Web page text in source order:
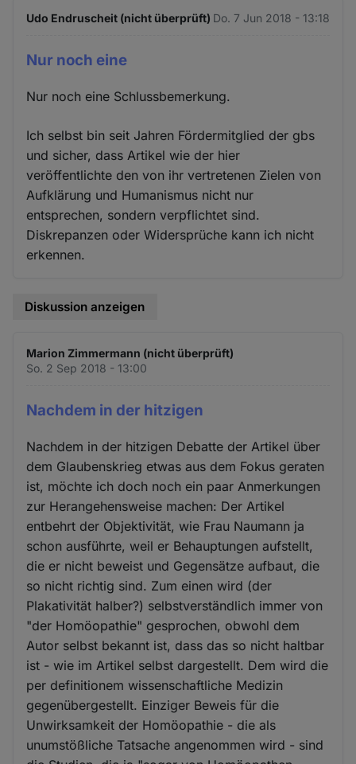
Udo Endruscheit (nicht überprüft) Do. 7 Jun 2018 - 13:18
Nur noch eine
Nur noch eine Schlussbemerkung.
Ich selbst bin seit Jahren Fördermitglied der gbs
und sicher, dass Artikel wie der hier
veröffentlichte den von ihr vertretenen Zielen von
Aufklärung und Humanismus nicht nur
entsprechen, sondern verpflichtet sind.
Diskrepanzen oder Widersprüche kann ich nicht
erkennen.
Diskussion anzeigen
Marion Zimmermann (nicht überprüft)
So. 2 Sep 2018 - 13:00
Nachdem in der hitzigen
Nachdem in der hitzigen Debatte der Artikel über
dem Glaubenskrieg etwas aus dem Fokus geraten
ist, möchte ich doch noch ein paar Anmerkungen
zur Herangehensweise machen: Der Artikel
entbehrt der Objektivität, wie Frau Naumann ja
schon ausführte, weil er Behauptungen aufstellt,
die er nicht beweist und Gegensätze aufbaut, die
so nicht richtig sind. Zum einen wird (der
Plakativität halber?) selbstverständlich immer von
"der Homöopathie" gesprochen, obwohl dem
Autor selbst bekannt ist, dass das so nicht haltbar
ist - wie im Artikel selbst dargestellt. Dem wird die
per definitionem wissenschaftliche Medizin
gegenübergestellt. Einziger Beweis für die
Unwirksamkeit der Homöopathie - die als
unumstößliche Tatsache angenommen wird - sind